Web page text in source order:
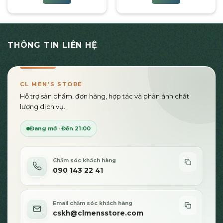
6,500,000₫
có
nhiều
Các
tùy
có
tùy
THÔNG TIN LIÊN HỆ
CL MEN'S STORE
Hỗ trợ sản phẩm, đơn hàng, hợp tác và phản ánh chất
lượng dịch vụ.
Đang mở · Đến 21:00
Chăm sóc khách hàng
090 143 22 41
Email chăm sóc khách hàng
cskh@clmensstore.com